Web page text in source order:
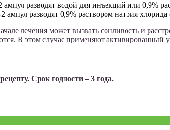
разводят водой для инъекций или 0,9%
ампул разводят 0,9% раствором натрия хлорида
лечения может вызвать сонливость и
В этом случае применяют активированный
Срок годности – 3 года.